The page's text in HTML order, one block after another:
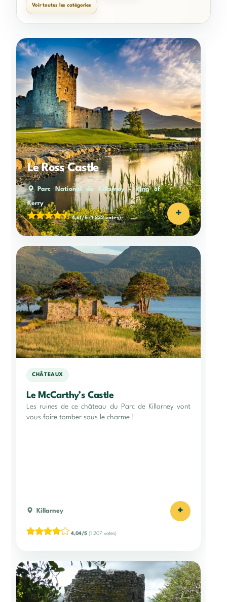
Voir toutes les catégories
Le Ross Castle
Parc National de Killarney-Ring of
Kerry
4,61/5(1 232 votes) +
CHÂTEAUX
Le McCarthy’s Castle
Les ruines de ce château du Parc de Killarney vont
vous faire tomber sous le charme !
Killarney +
4,04/5 (1 207 votes)